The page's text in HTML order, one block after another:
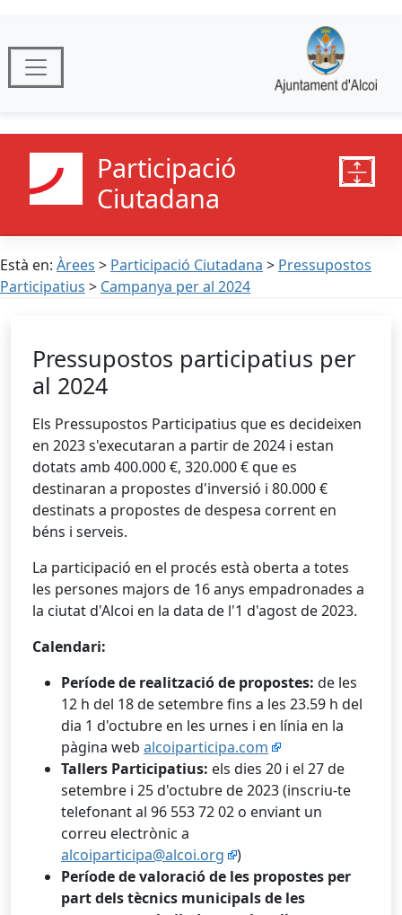
Participació
Ciutadana
Està en: Àrees > Participació Ciutadana > Pressupostos
Participatius > Campanya per al 2024
Pressupostos participatius per
al 2024
Els Pressupostos Participatius que es decideixen
en 2023 s'executaran a partir de 2024 i estan
dotats amb 400.000 €, 320.000 € que es
destinaran a propostes d'inversió i 80.000 €
destinats a propostes de despesa corrent en
béns i serveis.
La participació en el procés està oberta a totes
les persones majors de 16 anys empadronades a
la ciutat d'Alcoi en la data de l'1 d'agost de 2023.
Calendari:
Període de realització de propostes: de les
12 h del 18 de setembre fins a les 23.59 h del
dia 1 d'octubre en les urnes i en línia en la
pàgina web alcoiparticipa.com
Tallers Participatius: els dies 20 i el 27 de
setembre i 25 d'octubre de 2023 (inscriu-te
telefonant al 96 553 72 02 o enviant un
correu electrònic a
alcoiparticipa@alcoi.org
)
Període de valoració de les propostes per
part dels tècnics municipals de les